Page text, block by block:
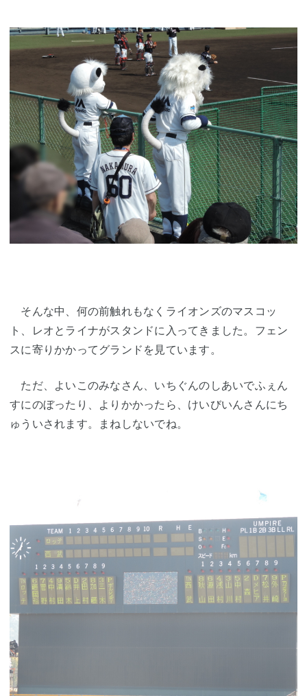
そんな中、何の前触れもなくライオンズのマスコッ
ト、レオとライナがスタンドに入ってきました。フェン
スに寄りかかってグランドを見ています。
ただ、よいこのみなさん、いちぐんのしあいでふぇん
すにのぼったり、よりかかったら、けいびいんさんにち
ゅういされます。まねしないでね。